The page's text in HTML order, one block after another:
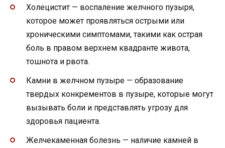
Холецистит — воспаление желчного пузыря,
которое может проявляться острыми или
хроническими симптомами, такими как острая
боль в правом верхнем квадранте живота,
тошнота и рвота.
Камни в желчном пузыре — образование
твердых конкрементов в пузыре, которые могут
вызывать боли и представлять угрозу для
здоровья пациента.
Желчекаменная болезнь — наличие камней в